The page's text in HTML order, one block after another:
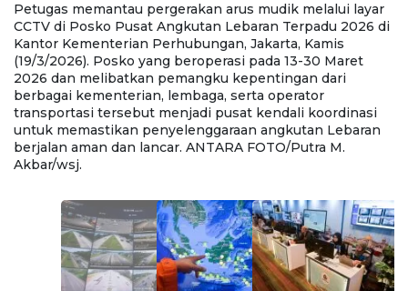
Petugas memantau pergerakan arus mudik melalui layar
CCTV di Posko Pusat Angkutan Lebaran Terpadu 2026 di
Kantor Kementerian Perhubungan, Jakarta, Kamis
(19/3/2026). Posko yang beroperasi pada 13-30 Maret
2026 dan melibatkan pemangku kepentingan dari
berbagai kementerian, lembaga, serta operator
transportasi tersebut menjadi pusat kendali koordinasi
untuk memastikan penyelenggaraan angkutan Lebaran
berjalan aman dan lancar. ANTARA FOTO/Putra M.
Akbar/wsj.